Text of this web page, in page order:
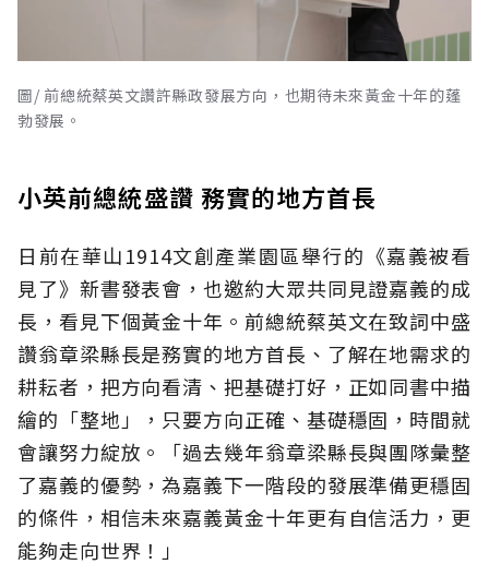
圖/ 前總統蔡英文讚許縣政發展方向，也期待未來黃金十年的蓬
勃發展。
小英前總統盛讚 務實的地方首長
日前在華山1914文創產業園區舉行的《嘉義被看
見了》新書發表會，也邀約大眾共同見證嘉義的成
長，看見下個黃金十年。前總統蔡英文在致詞中盛
讚翁章梁縣長是務實的地方首長、了解在地需求的
耕耘者，把方向看清、把基礎打好，正如同書中描
繪的「整地」，只要方向正確、基礎穩固，時間就
會讓努力綻放。「過去幾年翁章梁縣長與團隊彙整
了嘉義的優勢，為嘉義下一階段的發展準備更穩固
的條件，相信未來嘉義黃金十年更有自信活力，更
能夠走向世界！」